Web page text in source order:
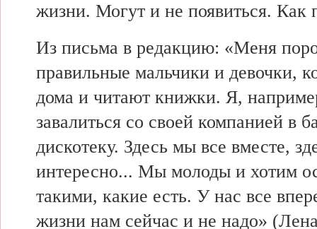
жизни. Могут и не появиться. Как
Из письма в редакцию: «Меня
правильные мальчики и девочки,
дома и читают книжки. Я,
завалиться со своей компанией в
дискотеку. Здесь мы все вместе,
интересно... Мы молоды и хотим
такими, какие есть. У нас все
жизни нам сейчас и не надо»